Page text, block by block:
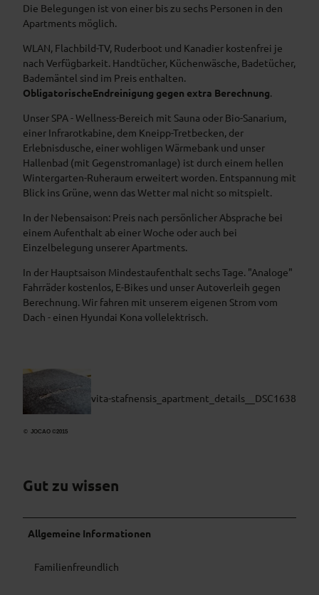
s
i
s
f
n
e
n
s
i
a
o
a
m
Die Belegungen ist von einer bis zu sechs Personen in den
Apartments möglich.
WLAN, Flachbild-TV, Ruderboot und Kanadier kostenfrei je
nach Verfügbarkeit. Handtücher, Küchenwäsche, Badetücher,
Bademäntel sind im Preis enthalten.
ObligatorischeEndreinigung gegen extra Berechnung.
Unser SPA - Wellness-Bereich mit Sauna oder Bio-Sanarium,
einer Infrarotkabine, dem Kneipp-Tretbecken, der
Erlebnisdusche, einer wohligen Wärmebank und unser
Hallenbad (mit Gegenstromanlage) ist durch einem hellen
Wintergarten-Ruheraum erweitert worden. Entspannung mit
Blick ins Grüne, wenn das Wetter mal nicht so mitspielt.
In der Nebensaison: Preis nach persönlicher Absprache bei
einem Aufenthalt ab einer Woche oder auch bei
Einzelbelegung unserer Apartments.
In der Hauptsaison Mindestaufenthalt sechs Tage. "Analoge"
Fahrräder kostenlos, E-Bikes und unser Autoverleih gegen
Berechnung. Wir fahren mit unserem eigenen Strom vom
Dach - einen Hyundai Kona vollelektrisch.
© JOCAO ©2015
vita-stafnensis_apartment_details__DSC1638
Gut zu wissen
Allgemeine Informationen
Familienfreundlich